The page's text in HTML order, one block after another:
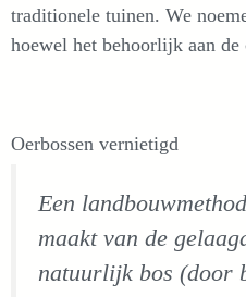
traditionele tuinen. We
hoewel het behoorlijk aan
Oerbossen vernietigd
Een
maakt van de
natuurlijk bos (door